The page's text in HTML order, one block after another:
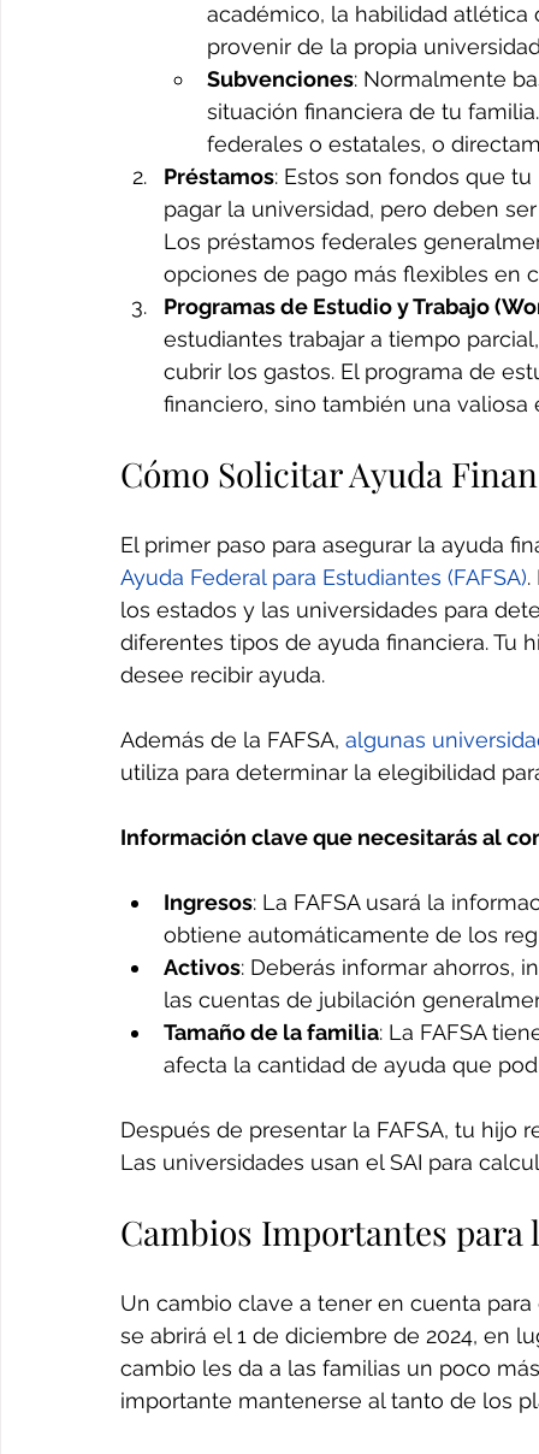
académico, la habilidad
provenir de la propia
Subvenciones: Normalmente
situación financiera de tu
federales o estatales, o
Préstamos: Estos son fondos que
pagar la universidad, pero deben
Los préstamos federales
opciones de pago más flexibles en
Programas de Estudio y Trabajo
estudiantes trabajar a tiempo
cubrir los gastos. El programa de
financiero, sino también una valiosa
Cómo Solicitar Ayuda
El primer paso para asegurar la ayuda
Ayuda Federal para Estudiantes (FAFSA).
los estados y las universidades para
diferentes tipos de ayuda financiera. Tu
desee recibir ayuda.
Además de la FAFSA, algunas
utiliza para determinar la elegibilidad
Información clave que necesitarás al
Ingresos: La FAFSA usará la
obtiene automáticamente de los
Activos: Deberás informar ahorros,
las cuentas de jubilación
Tamaño de la familia: La FAFSA
afecta la cantidad de ayuda que
Después de presentar la FAFSA, tu hijo
Las universidades usan el SAI para
Cambios Importantes para
Un cambio clave a tener en cuenta
se abrirá el 1 de diciembre de 2024, en
cambio les da a las familias un poco
importante mantenerse al tanto de los